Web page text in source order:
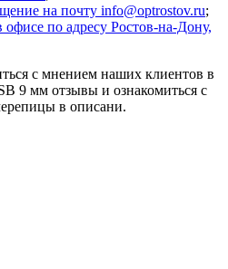
на почту info@optrostov.ru;
по адресу Ростов-на-Дону,
с мнением наших клиентов в
9 мм отзывы и ознакомиться с
в описани.